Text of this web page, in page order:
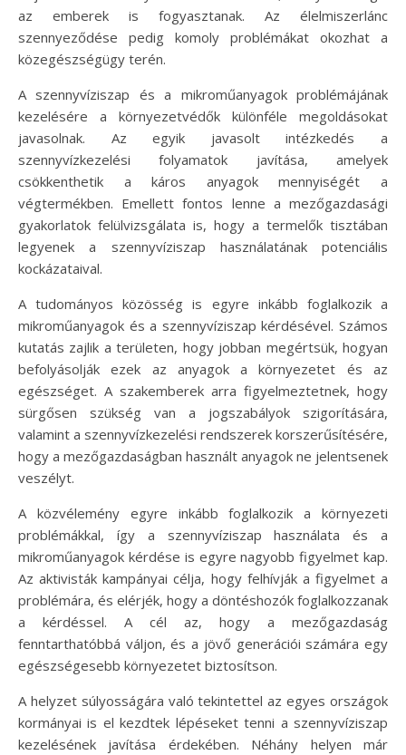
az emberek is fogyasztanak. Az élelmiszerlánc
szennyeződése pedig komoly problémákat okozhat a
közegészségügy terén.
A szennyvíziszap és a mikroműanyagok problémájának
kezelésére a környezetvédők különféle megoldásokat
javasolnak. Az egyik javasolt intézkedés a
szennyvízkezelési folyamatok javítása, amelyek
csökkenthetik a káros anyagok mennyiségét a
végtermékben. Emellett fontos lenne a mezőgazdasági
gyakorlatok felülvizsgálata is, hogy a termelők tisztában
legyenek a szennyvíziszap használatának potenciális
kockázataival.
A tudományos közösség is egyre inkább foglalkozik a
mikroműanyagok és a szennyvíziszap kérdésével. Számos
kutatás zajlik a területen, hogy jobban megértsük, hogyan
befolyásolják ezek az anyagok a környezetet és az
egészséget. A szakemberek arra figyelmeztetnek, hogy
sürgősen szükség van a jogszabályok szigorítására,
valamint a szennyvízkezelési rendszerek korszerűsítésére,
hogy a mezőgazdaságban használt anyagok ne jelentsenek
veszélyt.
A közvélemény egyre inkább foglalkozik a környezeti
problémákkal, így a szennyvíziszap használata és a
mikroműanyagok kérdése is egyre nagyobb figyelmet kap.
Az aktivisták kampányai célja, hogy felhívják a figyelmet a
problémára, és elérjék, hogy a döntéshozók foglalkozzanak
a kérdéssel. A cél az, hogy a mezőgazdaság
fenntarthatóbbá váljon, és a jövő generációi számára egy
egészségesebb környezetet biztosítson.
A helyzet súlyosságára való tekintettel az egyes országok
kormányai is el kezdtek lépéseket tenni a szennyvíziszap
kezelésének javítása érdekében. Néhány helyen már